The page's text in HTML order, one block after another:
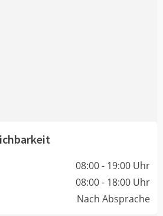
08:00 - 19:00 Uhr
08:00 - 18:00 Uhr
Nach Absprache